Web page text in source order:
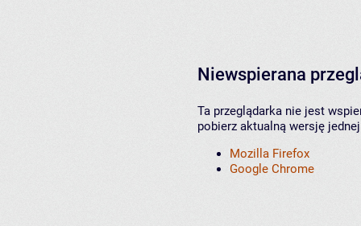
Niewspierana
Ta przeglądarka nie jest
pobierz aktualną wersję
Mozilla Firefox
Google Chrome